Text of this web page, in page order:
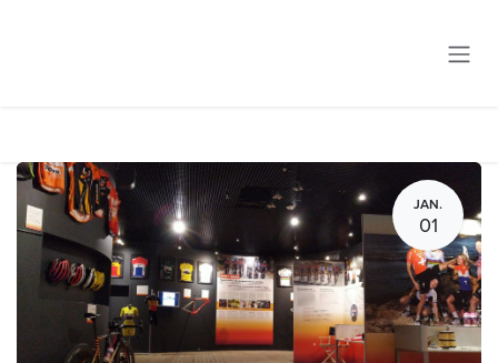
JAN.
01